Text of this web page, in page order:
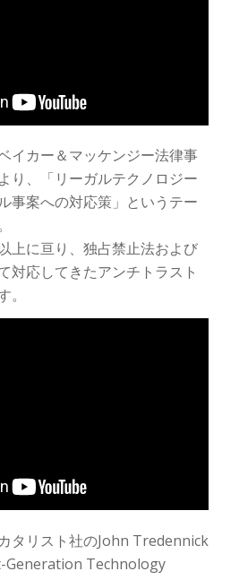
イカー＆マッケンジー法律事
り、「リーガルテクノロジー
事案への対応策」というテー
上に亘り、独占禁止法および
対応してきたアンチトラスト
タリスト社のJohn Tredennick
Generation Technology